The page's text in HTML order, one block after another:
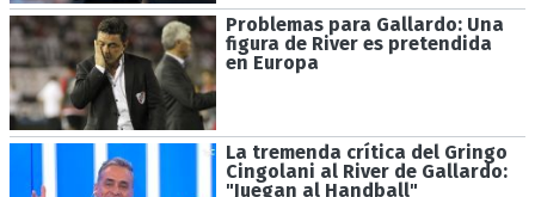
Problemas para Gallardo: Una
figura de River es pretendida
en Europa
La tremenda crítica del Gringo
Cingolani al River de Gallardo:
"Juegan al Handball"